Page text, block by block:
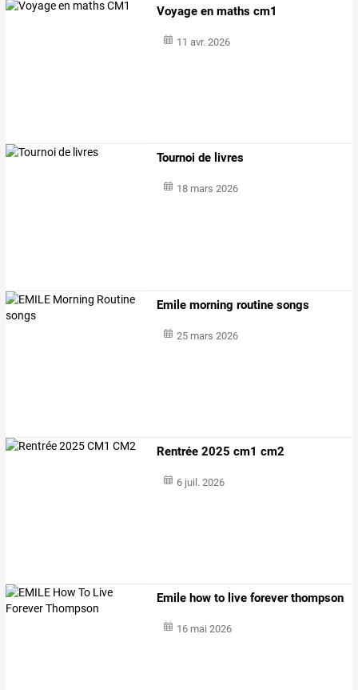
Voyage en maths cm1
11 avr. 2026
Tournoi de livres
18 mars 2026
Emile morning routine songs
25 mars 2026
Rentrée 2025 cm1 cm2
6 juil. 2026
Emile how to live forever thompson
16 mai 2026